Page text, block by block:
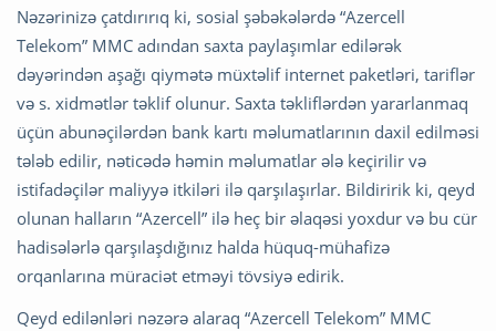
Nəzərinizə çatdırırıq ki, sosial şəbəkələrdə “Azercell
Telekom” MMC adından saxta paylaşımlar edilərək
dəyərindən aşağı qiymətə müxtəlif internet paketləri, tariflər
və s. xidmətlər təklif olunur. Saxta təkliflərdən yararlanmaq
üçün abunəçilərdən bank kartı məlumatlarının daxil edilməsi
tələb edilir, nəticədə həmin məlumatlar ələ keçirilir və
istifadəçilər maliyyə itkiləri ilə qarşılaşırlar. Bildiririk ki, qeyd
olunan halların “Azercell” ilə heç bir əlaqəsi yoxdur və bu cür
hadisələrlə qarşılaşdığınız halda hüquq-mühafizə
orqanlarına müraciət etməyi tövsiyə edirik.
Qeyd edilənləri nəzərə alaraq “Azercell Telekom” MMC